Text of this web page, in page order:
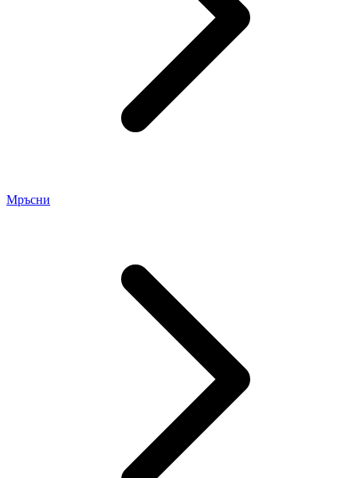
Мръсни